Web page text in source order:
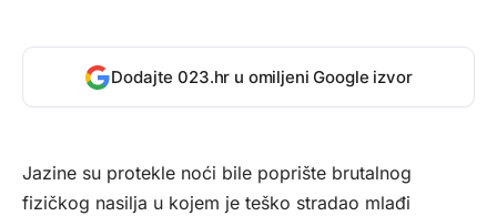
Dodajte 023.hr u omiljeni Google izvor
Jazine su protekle noći bile poprište brutalnog
fizičkog nasilja u kojem je teško stradao mlađi